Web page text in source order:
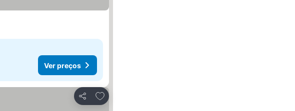
Ver preços
Partilhar
Adicionar aos favoritos